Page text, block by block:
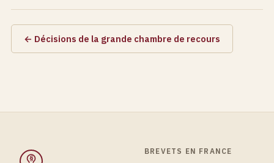
← Décisions de la grande chambre de recours
§
BREVETS EN FRANCE